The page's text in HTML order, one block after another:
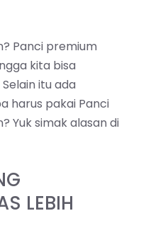
Panci premium
kita bisa
itu ada
harus pakai Panci
Yuk simak alasan di
LEBIH